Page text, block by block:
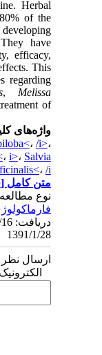
Herbal
80% of the
developing
They have
efficacy,
effects. This
regarding
,Melissa
treatment of
واژه‌های
biloba<،
،<،i>،Salvia
officinalis<
متن کامل[PDF 68 kb]
نوع مطالعه:
1391/1/28
ارسال نظر
الکترونیک